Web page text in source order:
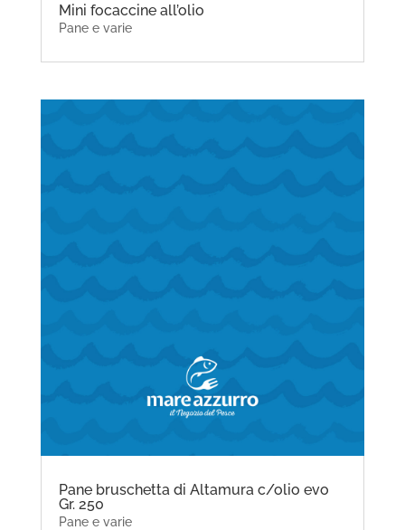
Mini focaccine all’olio
Pane e varie
Pane bruschetta di Altamura c/olio evo
Gr. 250
Pane e varie